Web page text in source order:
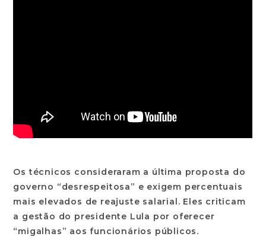
Os técnicos consideraram a última proposta do
governo “desrespeitosa” e exigem percentuais
mais elevados de reajuste salarial. Eles criticam
a gestão do presidente Lula por oferecer
“migalhas” aos funcionários públicos.